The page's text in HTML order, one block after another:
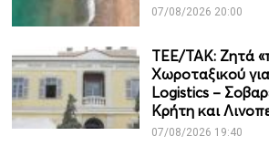
07/08/2026 20:00
ΤΕΕ/ΤΑΚ: Ζητά
Χωροταξικού
Logistics –
Κρήτη και
07/08/2026 19:40